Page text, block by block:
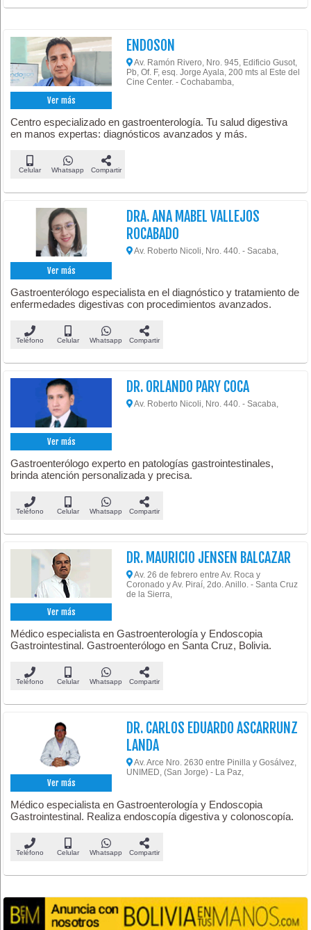
Ver más
ENDOSON
Av. Ramón Rivero, Nro. 945, Edificio Gusot,
Pb, Of. F, esq. Jorge Ayala, 200 mts al Este del
Cine Center. - Cochabamba,
Centro especializado en gastroenterología. Tu salud digestiva
en manos expertas: diagnósticos avanzados y más.
Celular Whatsapp Compartir
Ver más
DRA. ANA MABEL VALLEJOS
ROCABADO
Av. Roberto Nicoli, Nro. 440. - Sacaba,
Gastroenterólogo especialista en el diagnóstico y tratamiento de
enfermedades digestivas con procedimientos avanzados.
Teléfono Celular Whatsapp Compartir
Ver más
DR. ORLANDO PARY COCA
Av. Roberto Nicoli, Nro. 440. - Sacaba,
Gastroenterólogo experto en patologías gastrointestinales,
brinda atención personalizada y precisa.
Teléfono Celular Whatsapp Compartir
Ver más
DR. MAURICIO JENSEN BALCAZAR
Av. 26 de febrero entre Av. Roca y
Coronado y Av. Piraí, 2do. Anillo. - Santa Cruz
de la Sierra,
Médico especialista en Gastroenterología y Endoscopia
Gastrointestinal. Gastroenterólogo en Santa Cruz, Bolivia.
Teléfono Celular Whatsapp Compartir
Ver más
DR. CARLOS EDUARDO ASCARRUNZ
LANDA
Av. Arce Nro. 2630 entre Pinilla y Gosálvez,
UNIMED, (San Jorge) - La Paz,
Médico especialista en Gastroenterología y Endoscopia
Gastrointestinal. Realiza endoscopía digestiva y colonoscopía.
Teléfono Celular Whatsapp Compartir